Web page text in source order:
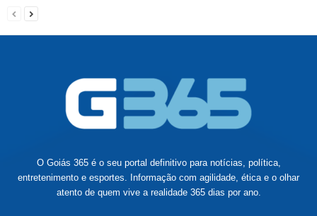
O Goiás 365 é o seu portal definitivo para notícias, política,
entretenimento e esportes. Informação com agilidade, ética e o olhar
atento de quem vive a realidade 365 dias por ano.